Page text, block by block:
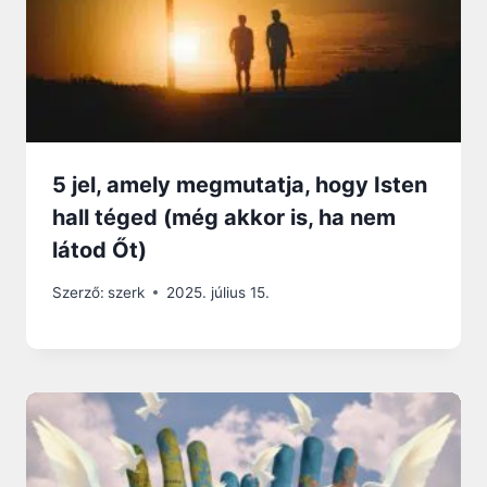
5 jel, amely megmutatja, hogy Isten
hall téged (még akkor is, ha nem
látod Őt)
Szerző: szerk 2025. július 15.